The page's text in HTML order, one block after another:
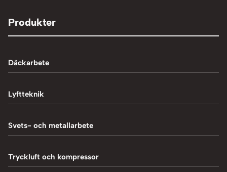
Produkter
Däckarbete
Balanseringsmaskiner
Chockluftare
Däckmaskiner
Lyftteknik
1-Pelarlyft
4-Pelarlyft
Svets- och metallarbete
Induktionsvärmare
Tryckluft och kompressor